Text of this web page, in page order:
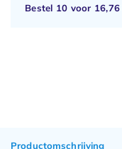
Bestel 10 voor 16,76
Productomschrijving